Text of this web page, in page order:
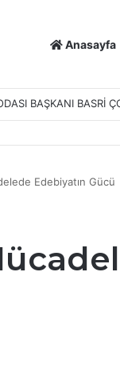
Anasayfa
BAŞKANI BASRİ
Edebiyatın Gücü